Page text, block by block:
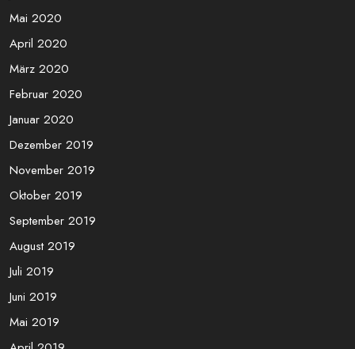
Mai 2020
April 2020
März 2020
Februar 2020
Januar 2020
Dezember 2019
November 2019
Oktober 2019
September 2019
August 2019
Juli 2019
Juni 2019
Mai 2019